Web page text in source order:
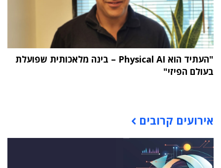
"העתיד הוא Physical AI – בינה מלאכותית שפועלת
בעולם הפיזי"
אירועים קרובים